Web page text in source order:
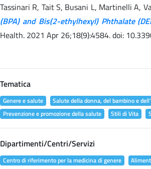
Tassinari R, Tait S, Busani L, Martinelli A,
(BPA) and Bis(2-ethylhexyl) Phthalate
Health. 2021 Apr 26;18(9):4584. doi:
Tematica
Genere e salute Salute della donna, del bambino e
Prevenzione e promozione della salute
Stili di Vita
Dipartimenti/Centri/Servizi
Centro di riferimento per la medicina di genere